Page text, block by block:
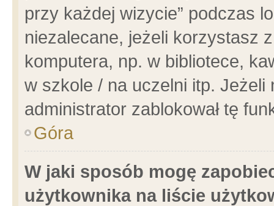
przy każdej wizycie” podczas
niezalecane, jeżeli korzystasz
komputera, np. w bibliotece,
w szkole / na uczelni itp.
administrator zablokował tę
Góra
W jaki sposób mogę
użytkownika na liście